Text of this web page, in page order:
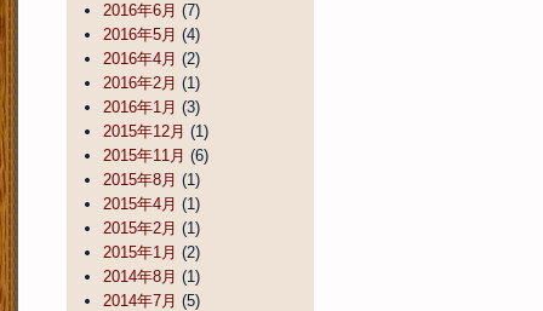
2016年6月 (7)
2016年5月 (4)
2016年4月 (2)
2016年2月 (1)
2016年1月 (3)
2015年12月 (1)
2015年11月 (6)
2015年8月 (1)
2015年4月 (1)
2015年2月 (1)
2015年1月 (2)
2014年8月 (1)
2014年7月 (5)